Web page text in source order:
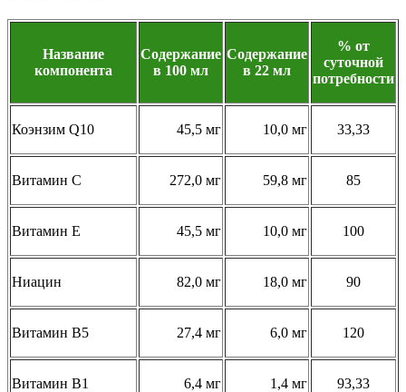
Название
компонента
Содержание
в 100 мл
Содержание
в 22 мл
% от
суточной
потребности
Коэнзим Q10 45,5 мг 10,0 мг 33,33
Витамин C 272,0 мг 59,8 мг 85
Витамин E 45,5 мг 10,0 мг 100
Ниацин 82,0 мг 18,0 мг 90
Витамин B5 27,4 мг 6,0 мг 120
Витамин B1 6,4 мг 1,4 мг 93,33